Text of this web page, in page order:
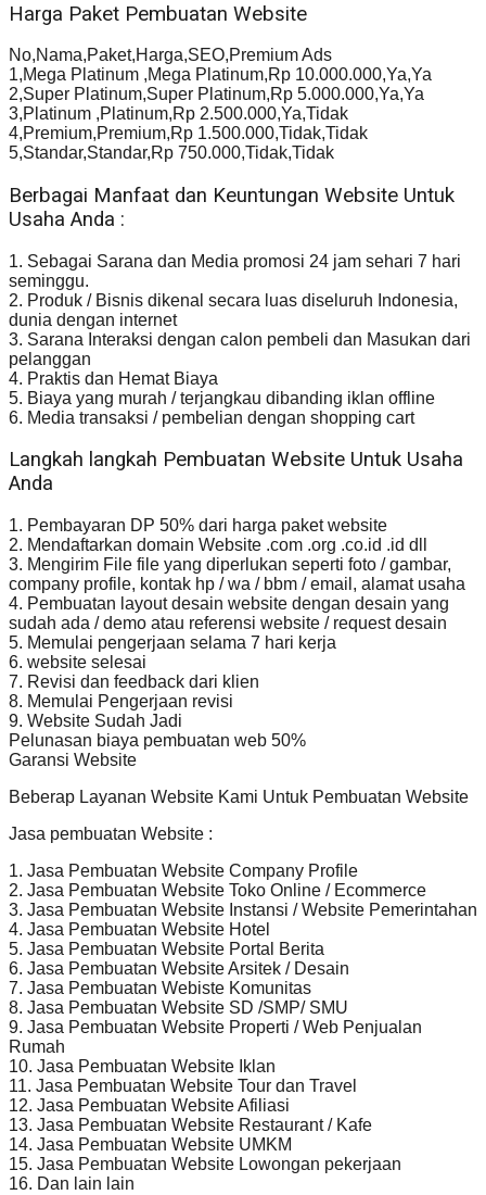
Harga Paket Pembuatan Website
No,Nama,Paket,Harga,SEO,Premium Ads
1,Mega Platinum ,Mega Platinum,Rp 10.000.000,Ya,Ya
2,Super Platinum,Super Platinum,Rp 5.000.000,Ya,Ya
3,Platinum ,Platinum,Rp 2.500.000,Ya,Tidak
4,Premium,Premium,Rp 1.500.000,Tidak,Tidak
5,Standar,Standar,Rp 750.000,Tidak,Tidak
Berbagai Manfaat dan Keuntungan Website Untuk
Usaha Anda :
1. Sebagai Sarana dan Media promosi 24 jam sehari 7 hari
seminggu.
2. Produk / Bisnis dikenal secara luas diseluruh Indonesia,
dunia dengan internet
3. Sarana Interaksi dengan calon pembeli dan Masukan dari
pelanggan
4. Praktis dan Hemat Biaya
5. Biaya yang murah / terjangkau dibanding iklan offline
6. Media transaksi / pembelian dengan shopping cart
Langkah langkah Pembuatan Website Untuk Usaha
Anda
1. Pembayaran DP 50% dari harga paket website
2. Mendaftarkan domain Website .com .org .co.id .id dll
3. Mengirim File file yang diperlukan seperti foto / gambar,
company profile, kontak hp / wa / bbm / email, alamat usaha
4. Pembuatan layout desain website dengan desain yang
sudah ada / demo atau referensi website / request desain
5. Memulai pengerjaan selama 7 hari kerja
6. website selesai
7. Revisi dan feedback dari klien
8. Memulai Pengerjaan revisi
9. Website Sudah Jadi
Pelunasan biaya pembuatan web 50%
Garansi Website
Beberap Layanan Website Kami Untuk Pembuatan Website
Jasa pembuatan Website :
1. Jasa Pembuatan Website Company Profile
2. Jasa Pembuatan Website Toko Online / Ecommerce
3. Jasa Pembuatan Website Instansi / Website Pemerintahan
4. Jasa Pembuatan Website Hotel
5. Jasa Pembuatan Website Portal Berita
6. Jasa Pembuatan Website Arsitek / Desain
7. Jasa Pembuatan Webiste Komunitas
8. Jasa Pembuatan Website SD /SMP/ SMU
9. Jasa Pembuatan Website Properti / Web Penjualan
Rumah
10. Jasa Pembuatan Website Iklan
11. Jasa Pembuatan Website Tour dan Travel
12. Jasa Pembuatan Website Afiliasi
13. Jasa Pembuatan Website Restaurant / Kafe
14. Jasa Pembuatan Website UMKM
15. Jasa Pembuatan Website Lowongan pekerjaan
16. Dan lain lain